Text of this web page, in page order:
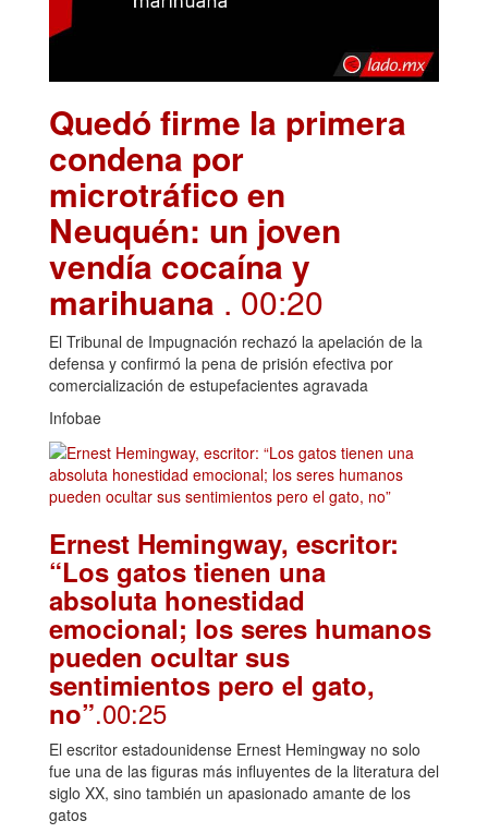
Quedó firme la primera
condena por
microtráfico en
Neuquén: un joven
vendía cocaína y
marihuana . 00:20
El Tribunal de Impugnación rechazó la apelación de la
defensa y confirmó la pena de prisión efectiva por
comercialización de estupefacientes agravada
Infobae
Ernest Hemingway, escritor:
“Los gatos tienen una
absoluta honestidad
emocional; los seres humanos
pueden ocultar sus
sentimientos pero el gato,
no”.00:25
El escritor estadounidense Ernest Hemingway no solo
fue una de las figuras más influyentes de la literatura del
siglo XX, sino también un apasionado amante de los
gatos